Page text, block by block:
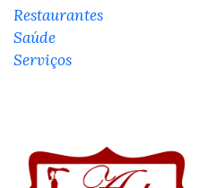
Restaurantes
Saúde
Serviços